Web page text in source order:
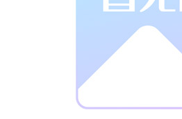
领域的
业，安